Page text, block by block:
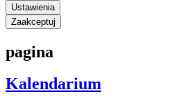
Ustawienia
Zaakceptuj
pagina
Kalendarium